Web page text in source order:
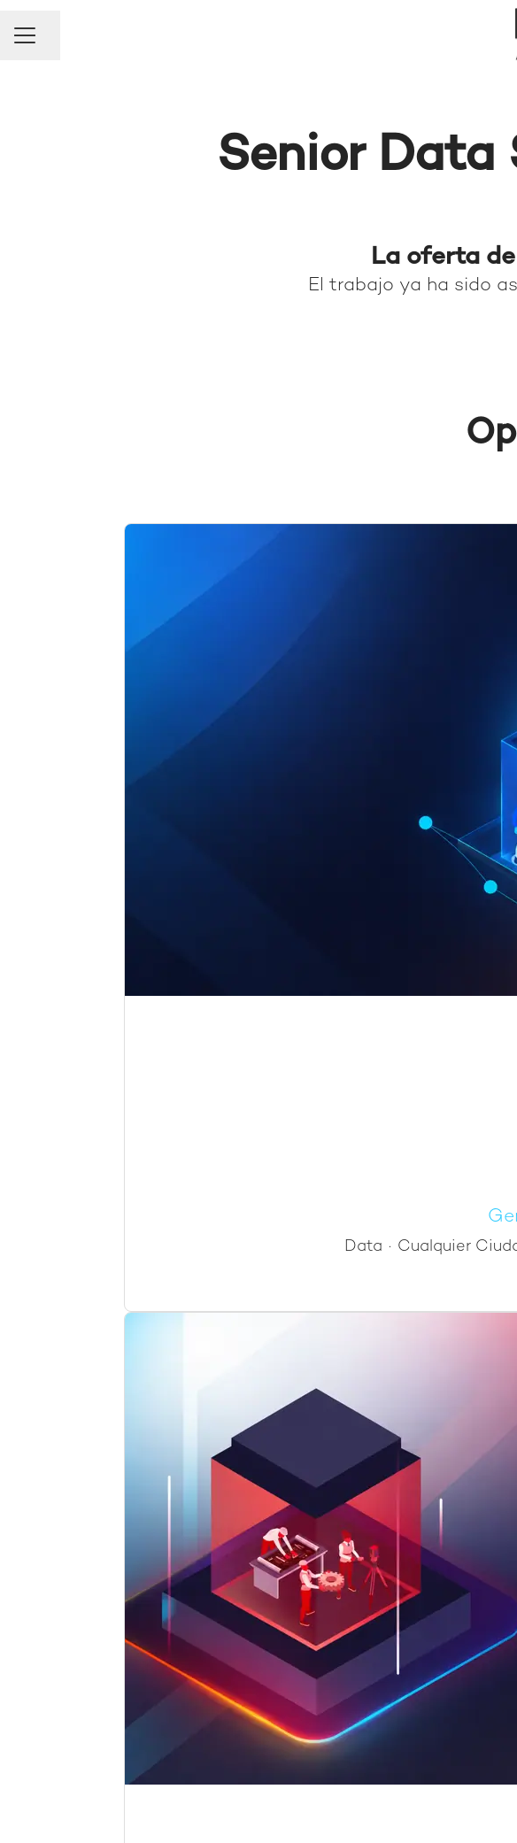
Menú de empleo
Compartir página
Senior Data
La oferta
El trabajo ya ha sido
Data · Cualquier